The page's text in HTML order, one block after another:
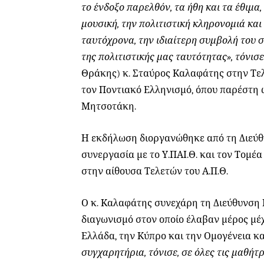
το ένδοξο παρελθόν, τα ήθη και τα
μουσική, την πολιτιστική κληρονομιά
ταυτόχρονα, την ιδιαίτερη συμβολή
της πολιτιστικής μας ταυτότητας»,
Θράκης) κ. Σταύρος Καλαφάτης στην
τον Ποντιακό Ελληνισμό, όπου
Μητσοτάκη.
Η εκδήλωση διοργανώθηκε από τη
συνεργασία με το Υ.ΠΑΙ.Θ. και τον
στην αίθουσα Τελετών του Α.Π.Θ.
Ο κ. Καλαφάτης συνεχάρη τη
διαγωνισμό στον οποίο έλαβαν μέρος
Ελλάδα, την Κύπρο και την Ομογένεια
συγχαρητήρια, τόνισε, σε όλες τις